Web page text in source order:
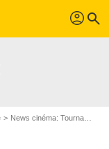
profil search
News cinéma: Tournages